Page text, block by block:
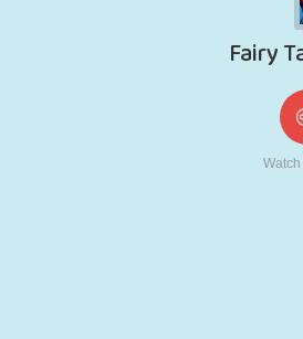
TIC TAC TOE